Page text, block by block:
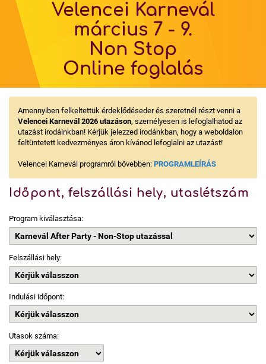
Velencei Karnevál
március 7 - 9.
Non Stop
Online foglalás
Amennyiben felkeltettük érdeklődéseder és szeretnél részt venni a
Velencei Karnevál 2026 utazáson, személyesen is lefoglalhatod az
utazást irodáinkban! Kérjük jelezzed irodánkban, hogy a weboldalon
feltüntetett kedvezményes áron kívánod lefoglalni az utazást!
Velencei Karnevál programról bővebben: PROGRAMLEÍRÁS
Időpont, felszállási hely, utaslétszám
Program kiválasztása:
Felszállási hely:
Indulási időpont:
Utasok száma: